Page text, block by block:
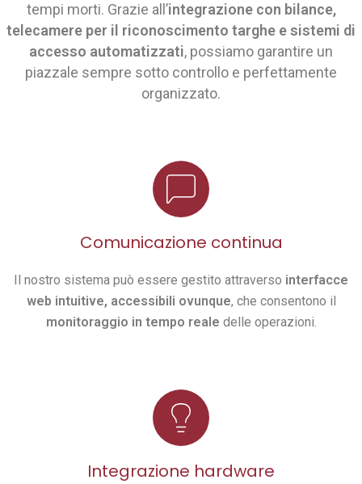
tempi morti. Grazie all’integrazione con bilance,
telecamere per il riconoscimento targhe e sistemi di
accesso automatizzati, possiamo garantire un
piazzale sempre sotto controllo e perfettamente
organizzato.
Comunicazione continua
Il nostro sistema può essere gestito attraverso interfacce
web intuitive, accessibili ovunque, che consentono il
monitoraggio in tempo reale delle operazioni.
Integrazione hardware